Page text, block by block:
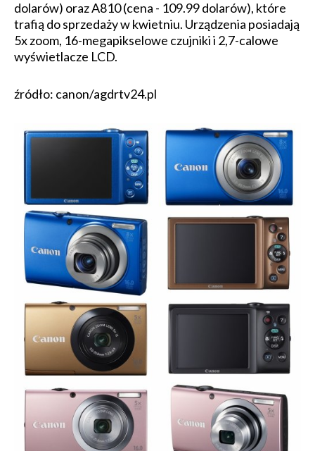
dolarów) oraz A810 (cena - 109.99 dolarów), które
trafią do sprzedaży w kwietniu. Urządzenia posiadają
5x zoom, 16-megapikselowe czujniki i 2,7-calowe
wyświetlacze LCD.
źródło: canon/agdrtv24.pl